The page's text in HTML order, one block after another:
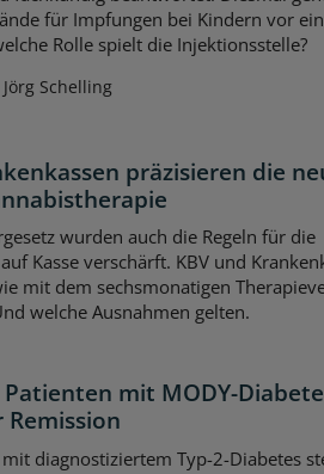
für Impfungen bei Kindern vor
Rolle spielt die Injektionsstelle?
Schelling
präzisieren die
wurden auch die Regeln für die
Kasse verschärft. KBV und
mit dem sechsmonatigen
welche Ausnahmen gelten.
Patienten mit MODY-
diagnostiziertem Typ-2-Diabetes